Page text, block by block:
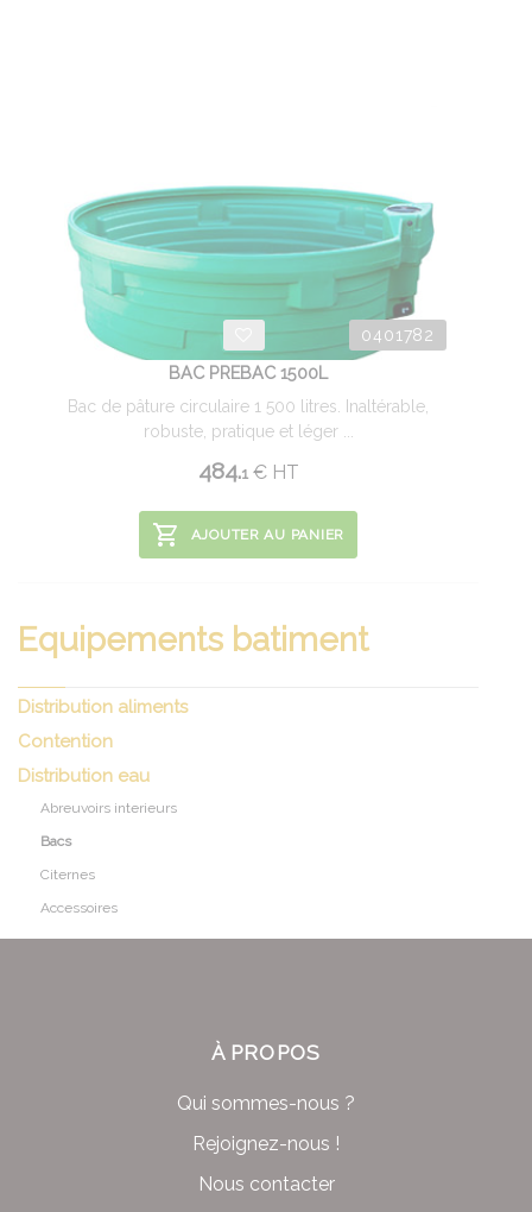
0401782
BAC PREBAC 1500L
Bac de pâture circulaire 1 500 litres. Inaltérable,
robuste, pratique et léger ...
484.1 €HT
AJOUTER AU PANIER
Equipements batiment
Distribution aliments
Contention
Distribution eau
Abreuvoirs interieurs
Bacs
Citernes
Accessoires
À PROPOS
Qui sommes-nous ?
Rejoignez-nous !
Nous contacter